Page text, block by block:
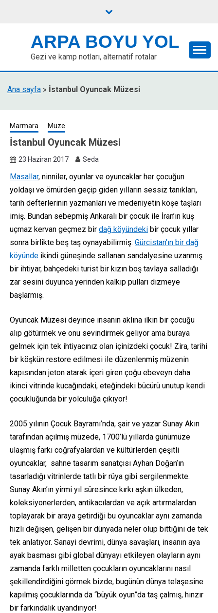
ARPA BOYU YOL
Gezi ve kamp notları, alternatif rotalar
Ana sayfa » İstanbul Oyuncak Müzesi
Marmara Müze
İstanbul Oyuncak Müzesi
23 Haziran 2017 Seda
Masallar, ninniler, oyunlar ve oyuncaklar her çocuğun
yoldaşı ve ömürden geçip giden yılların sessiz tanıkları,
tarih defterlerinin yazmanları ve medeniyetin köşe taşları
imiş. Bundan sebepmiş Ankaralı bir çocuk ile İran’ın kuş
uçmaz kervan geçmez bir dağ köyündeki bir çocuk yıllar
sonra birlikte beş taş oynayabilirmiş. Gürcistan’ın bir dağ
köyünde ikindi güneşinde sallanan sandalyesine uzanmış
bir ihtiyar, bahçedeki turist bir kızın boş tavlaya salladığı
zar sesini duyunca yerinden kalkıp pulları dizmeye
başlarmış.
Oyuncak Müzesi deyince insanın aklına ilkin bir çocuğu
alıp götürmek ve onu sevindirmek geliyor ama buraya
gelmek için tek ihtiyacınız olan içinizdeki çocuk! Zira, tarihi
bir köşkün restore edilmesi ile düzenlenmiş müzenin
kapısından jeton atarak içeri giren çoğu ebeveyn daha
ikinci vitrinde kucağındaki, eteğindeki bücürü unutup kendi
çocukluğunda bir yolculuğa çıkıyor!
2005 yılının Çocuk Bayramı’nda, şair ve yazar Sunay Akın
tarafından açılmış müzede, 1700’lü yıllarda günümüze
ulaşmış farkı coğrafyalardan ve kültürlerden çeşitli
oyuncaklar, sahne tasarım sanatçısı Ayhan Doğan’ın
tasarladığı vitrinlerde tatlı bir rüya gibi sergilenmekte.
Sunay Akın’ın yirmi yıl süresince kırkı aşkın ülkeden,
koleksiyonerlerden, antikacılardan ve açık artırmalardan
toplayarak bir araya getirdiği bu oyuncaklar aynı zamanda
hızlı değişen, gelişen bir dünyada neler olup bittiğini de tek
tek anlatıyor. Sanayi devrimi, dünya savaşları, insanın aya
ayak basması gibi global dünyayı etkileyen olayların aynı
zamanda farklı milletten çocukların oyuncaklarını nasıl
şekillendirdiğini görmek bizde, bugünün dünya telaşesine
kapılmış çocuklarında da “büyük oyun”da taş çalmış, hınzır
bir farkındalık uyandırıyor!